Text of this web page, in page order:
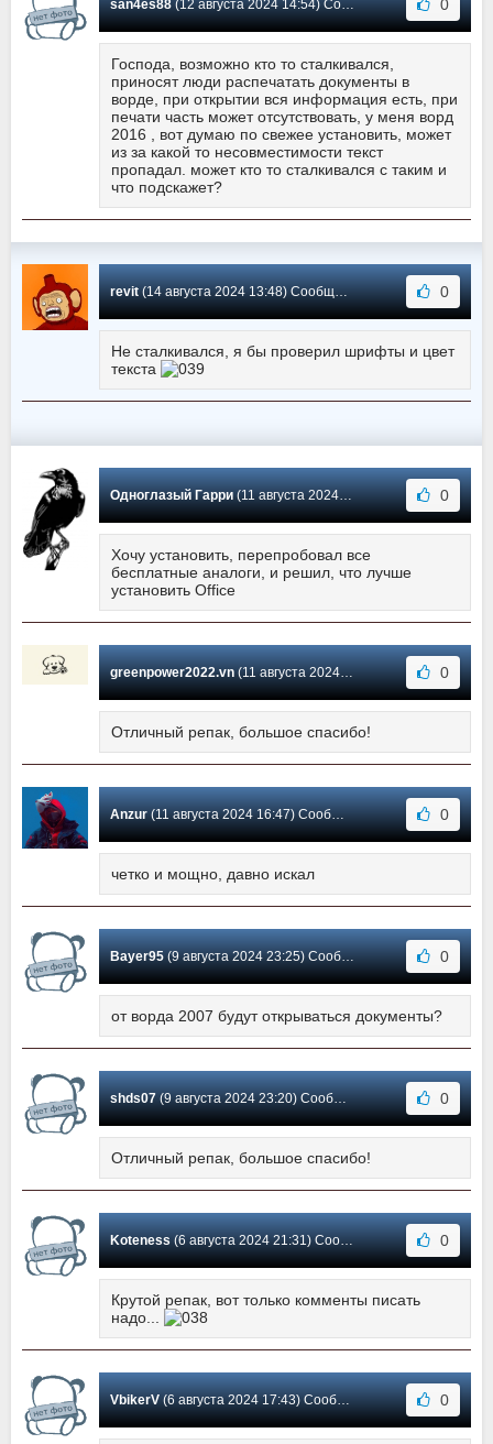
san4es88(12 августа 2024 14:54) Сообщение #579 0
Господа, возможно кто то сталкивался,
приносят люди распечатать документы в
ворде, при открытии вся информация есть, при
печати часть может отсутствовать, у меня ворд
2016 , вот думаю по свежее установить, может
из за какой то несовместимости текст
пропадал. может кто то сталкивался с таким и
что подскажет?
revit(14 августа 2024 13:48) Сообщение #578 0
Не сталкивался, я бы проверил шрифты и цвет
текста
Одноглазый Гарри(11 августа 2024 23:37) Сообщение #577 0
Хочу установить, перепробовал все
бесплатные аналоги, и решил, что лучше
установить Office
greenpower2022.vn(11 августа 2024 22:17) Сообщение #576 0
Отличный репак, большое спасибо!
Anzur(11 августа 2024 16:47) Сообщение #575 0
четко и мощно, давно искал
Bayer95(9 августа 2024 23:25) Сообщение #574 0
от ворда 2007 будут открываться документы?
shds07(9 августа 2024 23:20) Сообщение #573 0
Отличный репак, большое спасибо!
Koteness(6 августа 2024 21:31) Сообщение #572 0
Крутой репак, вот только комменты писать
надо...
VbikerV(6 августа 2024 17:43) Сообщение #571 0